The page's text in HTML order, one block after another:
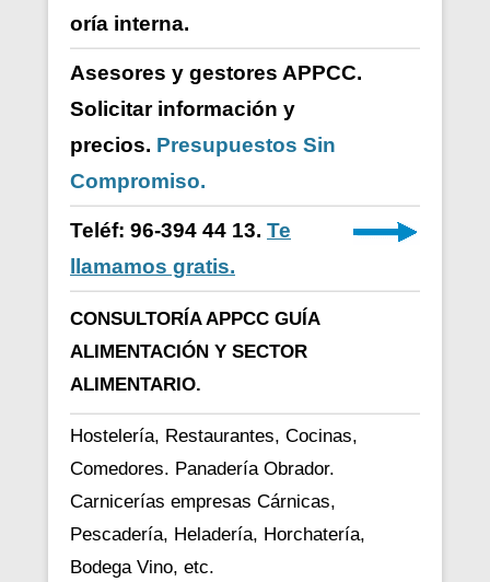
oría interna.
Asesores y gestores APPCC.
Solicitar información y
precios. Presupuestos Sin
Compromiso.
Teléf: 96-394 44 13. Te
llamamos gratis.
CONSULTORÍA APPCC GUÍA
ALIMENTACIÓN Y SECTOR
ALIMENTARIO.
Hostelería, Restaurantes, Cocinas,
Comedores. Panadería Obrador.
Carnicerías empresas Cárnicas,
Pescadería, Heladería, Horchatería,
Bodega Vino, etc.